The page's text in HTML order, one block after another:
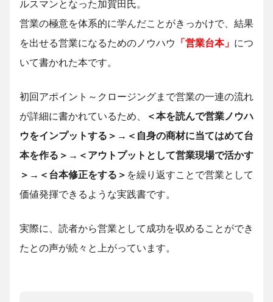
ルスマンとなった加賀田氏。
営業の極意を体系的に学んだことがきっかけで、結果
を出せる営業になるためのノウハウ
「営業台本」 につ
いて書かれた本です。
初回アポイント～クロージングまで営業の一連の流れ
が詳細に書かれているため、
＜本を読んで営業ノウハ
ウをインプットする＞→＜自身の商材に当てはめて台
本を作る＞→＜アウトプットとして営業現場で活かす
＞→＜台本修正をする＞ を繰り返すことで営業として
価値発揮できるような実践書です。
実際に、読者から営業として成功を収めることができ
たとの声が続々と上がっています。